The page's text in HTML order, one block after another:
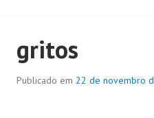
gritos
Publicado em 22 de novembro